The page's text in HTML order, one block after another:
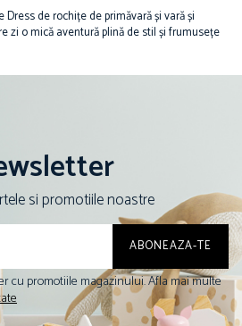
de rochițe de primăvară și vară și
zi o mică aventură plină de stil și frumusețe
si promotiile noastre
cu promotiile magazinului. Afla mai multe